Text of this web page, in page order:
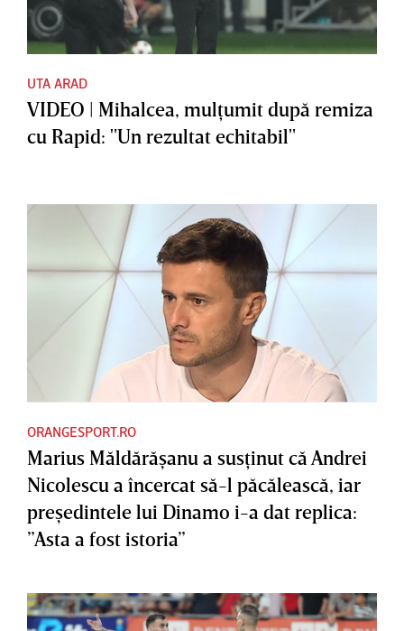
UTA ARAD
VIDEO | Mihalcea, mulţumit după remiza
cu Rapid: "Un rezultat echitabil"
ORANGESPORT.RO
Marius Măldărăşanu a susţinut că Andrei
Nicolescu a încercat să-l păcălească, iar
preşedintele lui Dinamo i-a dat replica:
”Asta a fost istoria”